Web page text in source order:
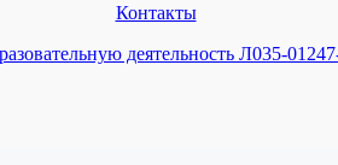
Контакты
деятельность Л035-